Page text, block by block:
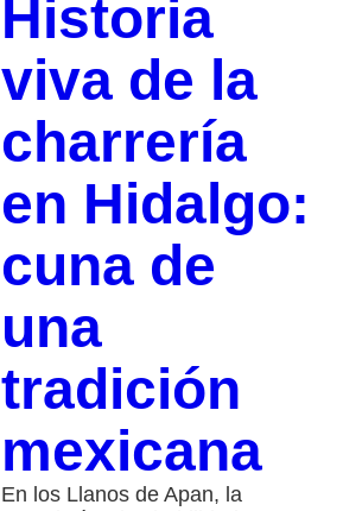
Historia
viva de la
charrería
en Hidalgo:
cuna de
una
tradición
mexicana
En los Llanos de Apan, la